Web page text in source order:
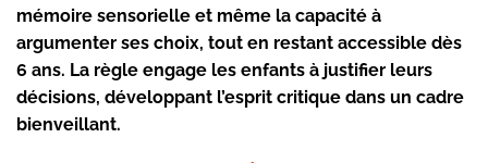
mémoire sensorielle et même la capacité à
argumenter ses choix, tout en restant accessible dès
6 ans. La règle engage les enfants à justifier leurs
décisions, développant l’esprit critique dans un cadre
bienveillant.